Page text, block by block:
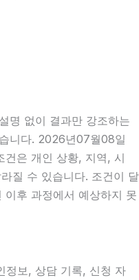
명 없이 결과만 강조하는
니다. 2026년07월08일
은 개인 상황, 지역, 시
질 수 있습니다. 조건이 달
후 과정에서 예상하지 못
정보, 상담 기록, 신청 자